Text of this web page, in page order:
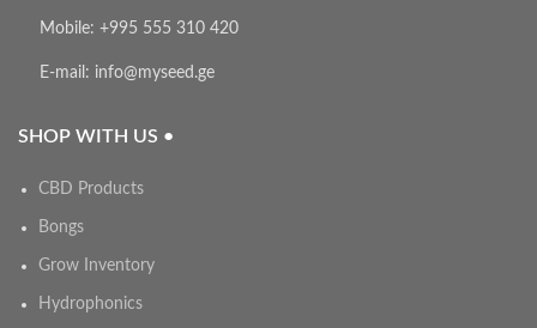
Mobile: +995 555 310 420
E-mail: info@myseed.ge
SHOP WITH US •
CBD Products
Bongs
Grow Inventory
Hydrophonics